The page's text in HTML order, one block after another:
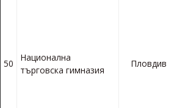
50
Национална
търговска гимназия
Пловдив